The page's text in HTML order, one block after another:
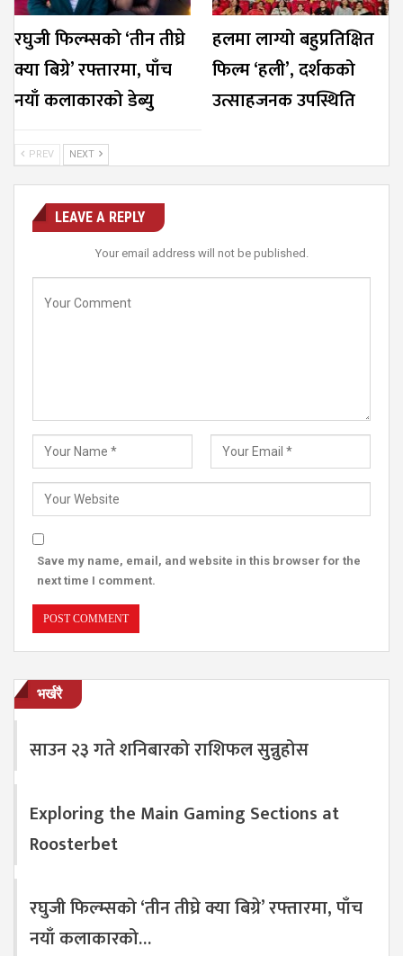
रघुजी फिल्म्सको ‘तीन तीघ्रे
क्या बिग्रे’ रफ्तारमा, पाँच
नयाँ कलाकारको डेब्यु
हलमा लाग्यो बहुप्रतिक्षित
फिल्म ‘हली’, दर्शकको
उत्साहजनक उपस्थिति
PREV NEXT
LEAVE A REPLY
Your email address will not be published.
Save my name, email, and website in this browser for the
next time I comment.
भर्खरै
साउन २३ गते शनिबारको राशिफल सुन्नुहोस
Exploring the Main Gaming Sections at
Roosterbet
रघुजी फिल्म्सको ‘तीन तीघ्रे क्या बिग्रे’ रफ्तारमा, पाँच
नयाँ कलाकारको…